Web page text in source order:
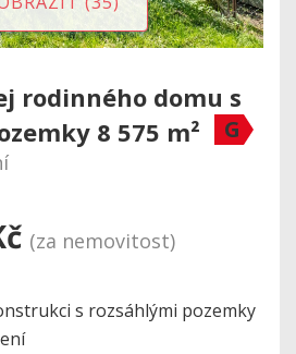
rodinného domu s
8 575 m²
G
(za nemovitost)
s rozsáhlými pozemky